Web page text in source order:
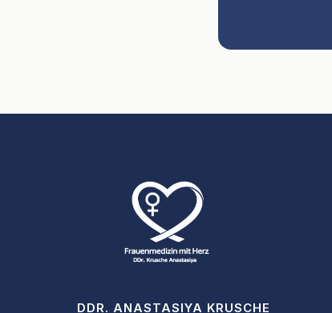
DDR. ANASTASIYA KRUSCHE